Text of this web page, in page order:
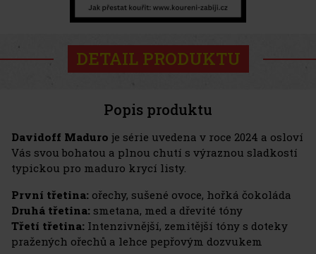
DETAIL PRODUKTU
Popis produktu
Davidoff Maduro je série uvedena v roce 2024 a osloví
Vás svou bohatou a plnou chutí s výraznou sladkostí
typickou pro maduro krycí listy.
První třetina: ořechy, sušené ovoce, hořká čokoláda
Druhá třetina: smetana, med a dřevité tóny
Třetí třetina: Intenzivnější, zemitější tóny s doteky
pražených ořechů a lehce pepřovým dozvukem